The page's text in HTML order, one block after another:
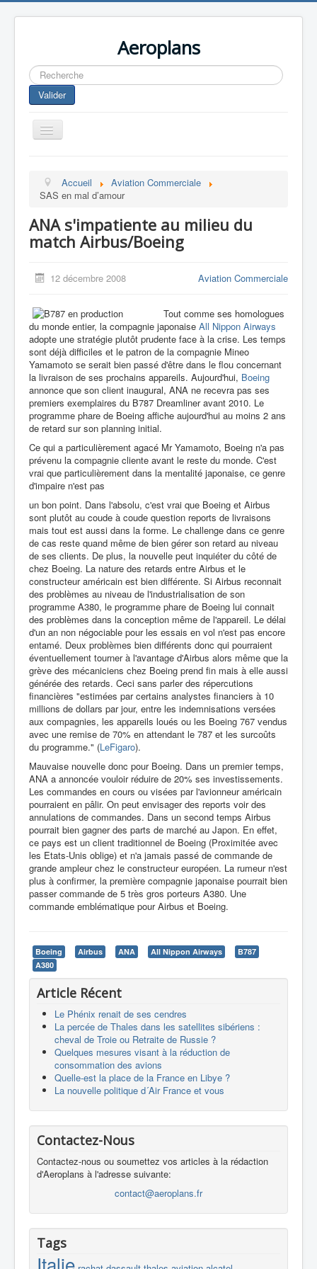
Aeroplans
Rechercher
Valider
Toggle
Navigation
Aviation Commerciale
Aviation Militaire
Drones
Accueil
Aviation Commerciale
SAS en mal d’amour
ANA s'impatiente au milieu du
match Airbus/Boeing
12 décembre 2008 Aviation Commerciale
Tout comme ses homologues
du monde entier, la compagnie japonaise All Nippon Airways
adopte une stratégie plutôt prudente face à la crise. Les temps
sont déjà difficiles et le patron de la compagnie Mineo
Yamamoto se serait bien passé d'être dans le flou concernant
la livraison de ses prochains appareils. Aujourd'hui, Boeing
annonce que son client inaugural, ANA ne recevra pas ses
premiers exemplaires du B787 Dreamliner avant 2010. Le
programme phare de Boeing affiche aujourd'hui au moins 2 ans
de retard sur son planning initial.
Ce qui a particulièrement agacé Mr Yamamoto, Boeing n'a pas
prévenu la compagnie cliente avant le reste du monde. C'est
vrai que particulièrement dans la mentalité japonaise, ce genre
d'impaire n'est pas
un bon point. Dans l'absolu, c'est vrai que Boeing et Airbus
sont plutôt au coude à coude question reports de livraisons
mais tout est aussi dans la forme. Le challenge dans ce genre
de cas reste quand même de bien gérer son retard au niveau
de ses clients. De plus, la nouvelle peut inquiéter du côté de
chez Boeing. La nature des retards entre Airbus et le
constructeur américain est bien différente. Si Airbus reconnait
des problèmes au niveau de l'industrialisation de son
programme A380, le programme phare de Boeing lui connait
des problèmes dans la conception même de l'appareil. Le délai
d'un an non négociable pour les essais en vol n'est pas encore
entamé. Deux problèmes bien différents donc qui pourraient
éventuellement tourner à l'avantage d'Airbus alors même que la
grève des mécaniciens chez Boeing prend fin mais à elle aussi
générée des retards. Ceci sans parler des répercutions
financières "estimées par certains analystes financiers à 10
millions de dollars par jour, entre les indemnisations versées
aux compagnies, les appareils loués ou les Boeing 767 vendus
avec une remise de 70% en attendant le 787 et les surcoûts
du programme." (LeFigaro).
Mauvaise nouvelle donc pour Boeing. Dans un premier temps,
ANA a annoncée vouloir réduire de 20% ses investissements.
Les commandes en cours ou visées par l'avionneur américain
pourraient en pâlir. On peut envisager des reports voir des
annulations de commandes. Dans un second temps Airbus
pourrait bien gagner des parts de marché au Japon. En effet,
ce pays est un client traditionnel de Boeing (Proximitée avec
les Etats-Unis oblige) et n'a jamais passé de commande de
grande ampleur chez le constructeur européen. La rumeur n'est
plus à confirmer, la première compagnie japonaise pourrait bien
passer commande de 5 très gros porteurs A380. Une
commande emblématique pour Airbus et Boeing.
Boeing Airbus ANA All Nippon Airways
B787
A380
Article Récent
Le Phénix renait de ses cendres
La percée de Thales dans les satellites sibériens :
cheval de Troie ou Retraite de Russie ?
Quelques mesures visant à la réduction de
consommation des avions
Quelle-est la place de la France en Libye ?
La nouvelle politique d´Air France et vous
Contactez-Nous
Contactez-nous ou soumettez vos articles à la rédaction
d'Aeroplans à l'adresse suivante:
contact@aeroplans.fr
Tags
Italie